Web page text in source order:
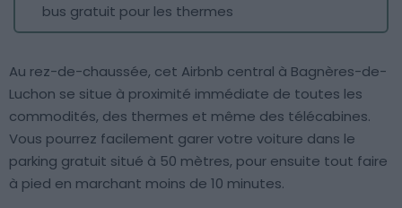
bus gratuit pour les thermes
Au rez-de-chaussée, cet Airbnb central à Bagnères-de-
Luchon se situe à proximité immédiate de toutes les
commodités, des thermes et même des télécabines.
Vous pourrez facilement garer votre voiture dans le
parking gratuit situé à 50 mètres, pour ensuite tout faire
à pied en marchant moins de 10 minutes.